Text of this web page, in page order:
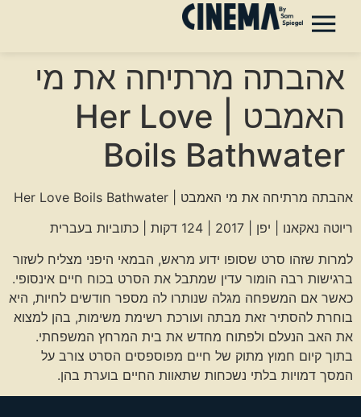
אהבתה מרתיחה את מי
האמבט | Her Love
Boils Bathwater
אהבתה מרתיחה את מי האמבט | Her Love Boils Bathwater
ריוטה נאקאנו | יפן | 2017 | 124 דקות | כתוביות בעברית
למרות שזהו סרט שסופו ידוע מראש, הבמאי היפני מצליח לשזור
ברגישות רבה הומור עדין שמתבל את הסרט בכוח חיים אינסופי.
כאשר אם המשפחה מגלה שנותרו לה מספר חודשים לחיות, היא
בוחרת להסתיר זאת מבתה ועורכת רשימת משימות, בהן למצוא
את האב הנעלם ולפתוח מחדש את בית המרחץ המשפחתי.
בתוך קיום חמוץ מתוק של חיים מפוספסים הסרט צורב על
המסך דמויות בלתי נשכחות שתאוות החיים בוערת בהן.